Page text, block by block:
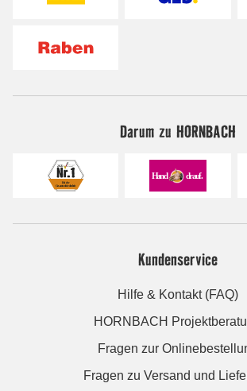
Darum zu HORNBACH
Kundenservice
Hilfe & Kontakt (FAQ)
HORNBACH
Fragen zur
Fragen zu Versand und